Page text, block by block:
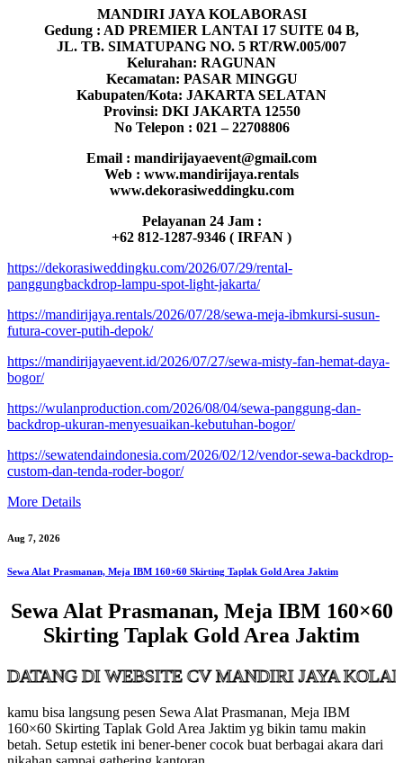
MANDIRI JAYA KOLABORASI
Gedung : AD PREMIER LANTAI 17 SUITE 04 B,
JL. TB. SIMATUPANG NO. 5 RT/RW.005/007
Kelurahan: RAGUNAN
Kecamatan: PASAR MINGGU
Kabupaten/Kota: JAKARTA SELATAN
Provinsi: DKI JAKARTA 12550
No Telepon : 021 – 22708806
Email : mandirijayaevent@gmail.com
Web : www.mandirijaya.rentals
www.dekorasiweddingku.com
Pelayanan 24 Jam :
+62 812-1287-9346 ( IRFAN )
https://dekorasiweddingku.com/2026/07/29/rental-
panggungbackdrop-lampu-spot-light-jakarta/
https://mandirijaya.rentals/2026/07/28/sewa-meja-ibmkursi-susun-
futura-cover-putih-depok/
https://mandirijayaevent.id/2026/07/27/sewa-misty-fan-hemat-daya-
bogor/
https://wulanproduction.com/2026/08/04/sewa-panggung-dan-
backdrop-ukuran-menyesuaikan-kebutuhan-bogor/
https://sewatendaindonesia.com/2026/02/12/vendor-sewa-backdrop-
custom-dan-tenda-roder-bogor/
More Details
Aug 7, 2026
Sewa Alat Prasmanan, Meja IBM 160×60 Skirting Taplak Gold Area Jaktim
Sewa Alat Prasmanan, Meja IBM 160×60
Skirting Taplak Gold Area Jaktim
DI WEBSITE CV MANDIRI JAYA KOLABORASI
kamu bisa langsung pesen Sewa Alat Prasmanan, Meja IBM
160×60 Skirting Taplak Gold Area Jaktim yg bikin tamu makin
betah. Setup estetik ini bener-bener cocok buat berbagai akara dari